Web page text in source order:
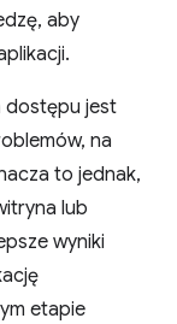
aby
dostępu jest
na
to jednak,
lub
wyniki
etapie